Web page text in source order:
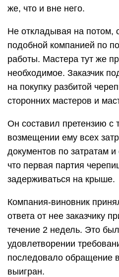
же, что и вне него.
Не откладывая на потом,
подобной компанией по
работы. Мастера тут же
необходимое. Заказчик
на покупку разбитой
сторонних мастеров и
Он составил претензию с
возмещении ему всех
документов по затратам и
что первая партия
задерживаться на крыше.
Компания-виновник
ответа от нее заказчику
течение 2 недель. Это
удовлетворении
последовало обращение
выигран.